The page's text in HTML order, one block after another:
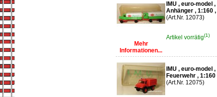
Mehr
Informationen...
IMU , euro-
Anhänger , 1:160
(Art.Nr. 12073)
Artikel vorrätig(1)
IMU , euro-model
Feuerwehr ,
(Art.Nr. 12075)